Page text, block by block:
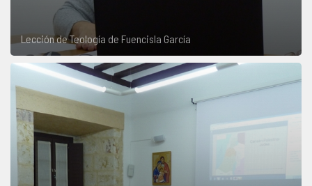
Lección de Teología de Fuencisla García